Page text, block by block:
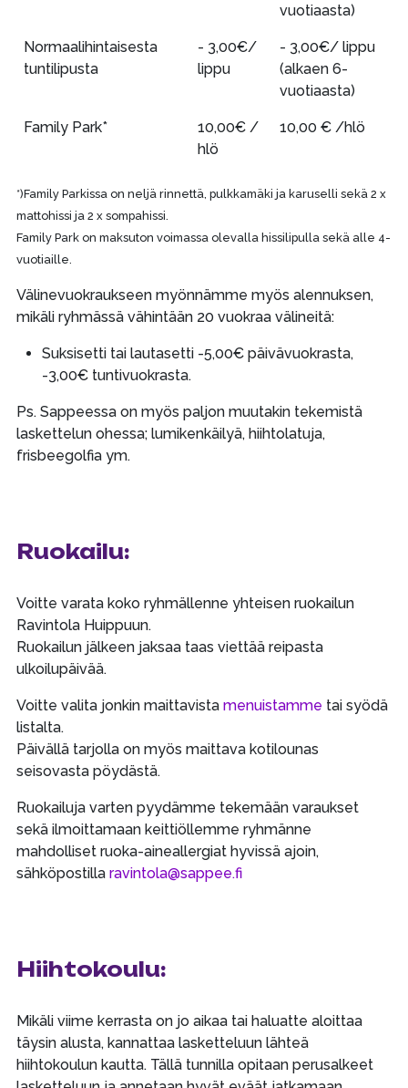
vuotiaasta)
Normaalihintaisesta
tuntilipusta
- 3,00€/
lippu
- 3,00€/ lippu
(alkaen 6-
vuotiaasta)
Family Park*
10,00€ /
hlö
10,00 € /hlö
*)Family Parkissa on neljä rinnettä, pulkkamäki ja karuselli sekä 2 x
mattohissi ja 2 x sompahissi.
Family Park on maksuton voimassa olevalla hissilipulla sekä alle 4-
vuotiaille.
Välinevuokraukseen myönnämme myös alennuksen,
mikäli ryhmässä vähintään 20 vuokraa välineitä:
Suksisetti tai lautasetti -5,00€ päivävuokrasta,
-3,00€ tuntivuokrasta.
Ps. Sappeessa on myös paljon muutakin tekemistä
laskettelun ohessa; lumikenkäilyä, hiihtolatuja,
frisbeegolfia ym.
Ruokailu:
Voitte varata koko ryhmällenne yhteisen ruokailun
Ravintola Huippuun.
Ruokailun jälkeen jaksaa taas viettää reipasta
ulkoilupäivää.
Voitte valita jonkin maittavista menuistamme tai syödä
listalta.
Päivällä tarjolla on myös maittava kotilounas
seisovasta pöydästä.
Ruokailuja varten pyydämme tekemään varaukset
sekä ilmoittamaan keittiöllemme ryhmänne
mahdolliset ruoka-aineallergiat hyvissä ajoin,
sähköpostilla ravintola@sappee.fi
Hiihtokoulu:
Mikäli viime kerrasta on jo aikaa tai haluatte aloittaa
täysin alusta, kannattaa lasketteluun lähteä
hiihtokoulun kautta. Tällä tunnilla opitaan perusalkeet